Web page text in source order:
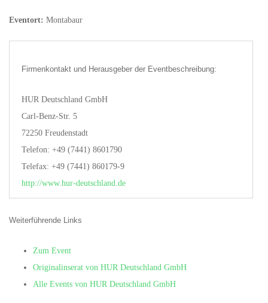
Eventort: Montabaur
Firmenkontakt und Herausgeber der Eventbeschreibung:
HUR Deutschland GmbH
Carl-Benz-Str. 5
72250 Freudenstadt
Telefon: +49 (7441) 8601790
Telefax: +49 (7441) 860179-9
http://www.hur-deutschland.de
Weiterführende Links
Zum Event
Originalinserat von HUR Deutschland GmbH
Alle Events von HUR Deutschland GmbH